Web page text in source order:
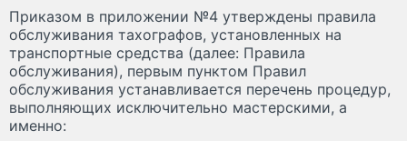
Приказом в приложении №4 утверждены правила
обслуживания тахографов, установленных на
транспортные средства (далее: Правила
обслуживания), первым пунктом Правил
обслуживания устанавливается перечень процедур,
выполняющих исключительно мастерскими, а
именно: